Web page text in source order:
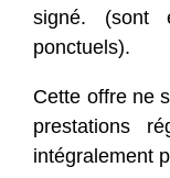
signé. (sont
ponctuels).
Cette offre ne
prestations
intégralement